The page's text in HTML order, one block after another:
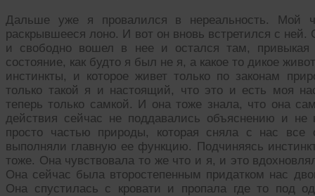
Дальше уже я провалился в нереальность. Мой
раскрывшееся лоно. И вот он вновь встретился с
и свободно вошел в нее и остался там,
состояние, как будто я был не я, а какое то дикое
инстинкты, и которое живет только по законам
только такой я и настоящий, что это и есть моя
теперь только самкой. И она тоже знала, что она
действия сейчас не поддавались объяснению и
просто частью природы, которая сняла с нас
выполняли главную ее функцию. Подчиняясь
тоже. Она чувствовала то же что и я, и это
Она сейчас была второстепенным придатком нас
Она спустилась с кровати и пропала где то под